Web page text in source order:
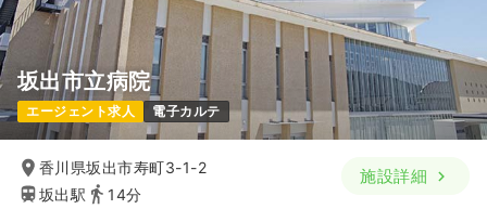
坂出市立病院
エージェント求人 電子カルテ
香川県坂出市寿町3-1-2
坂出駅
14分
施設詳細